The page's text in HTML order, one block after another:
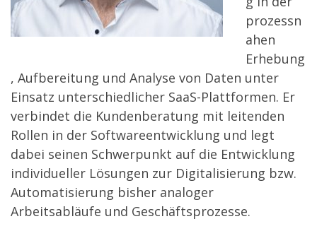
prozessn
ahen
Erhebung
, Aufbereitung und Analyse von Daten unter
Einsatz unterschiedlicher SaaS-Plattformen. Er
verbindet die Kundenberatung mit leitenden
Rollen in der Softwareentwicklung und legt
dabei seinen Schwerpunkt auf die Entwicklung
individueller Lösungen zur Digitalisierung bzw.
Automatisierung bisher analoger
Arbeitsabläufe und Geschäftsprozesse.